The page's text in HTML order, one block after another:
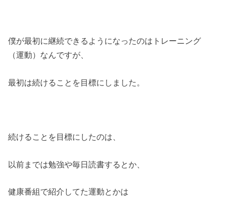
僕が最初に継続できるようになったのはトレーニング
（運動）なんですが、
最初は続けることを目標にしました。
続けることを目標にしたのは、
以前までは勉強や毎日読書するとか、
健康番組で紹介してた運動とかは